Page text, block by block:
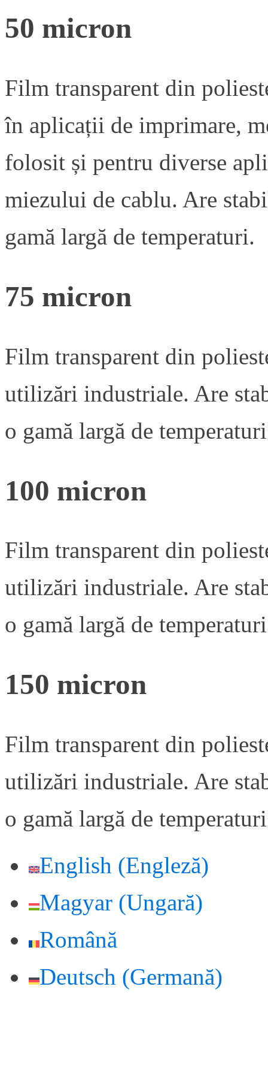
50 micron
Film transparent din
în aplicații de imprimare,
folosit și pentru diverse
miezului de cablu. Are
gamă largă de temperaturi.
75 micron
Film transparent din
utilizări industriale. Are
o gamă largă de
100 micron
Film transparent din
utilizări industriale. Are
o gamă largă de
150 micron
Film transparent din
utilizări industriale. Are
o gamă largă de
English (Engleză)
Magyar (Ungară)
Română
Deutsch (Germană)